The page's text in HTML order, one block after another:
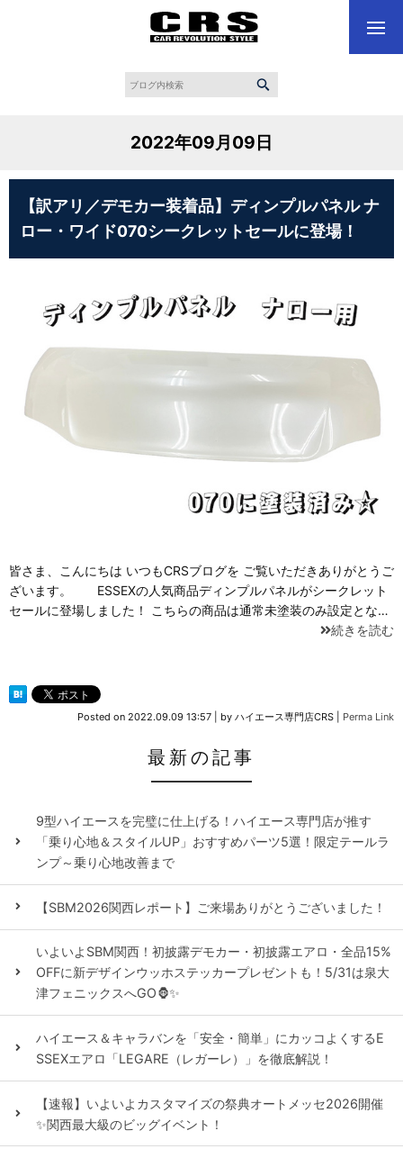
2022年09月09日
【訳アリ／デモカー装着品】ディンプルパネル ナ
ロー・ワイド070シークレットセールに登場！
皆さま、こんにちは いつもCRSブログを ご覧いただきありがとうご
ざいます。 ESSEXの人気商品ディンプルパネルがシークレット
セールに登場しました！ こちらの商品は通常未塗装のみ設定とな…
続きを読む
Posted on 2022.09.09 13:57 by ハイエース専門店CRS Perma Link
最新の記事
9型ハイエースを完璧に仕上げる！ハイエース専門店が推す
「乗り心地＆スタイルUP」おすすめパーツ5選！限定テールラ
ンプ～乗り心地改善まで
【SBM2026関西レポート】ご来場ありがとうございました！
いよいよSBM関西！初披露デモカー・初披露エアロ・全品15%
OFFに新デザインウッホステッカープレゼントも！5/31は泉大
津フェニックスへGO🦍✨
ハイエース＆キャラバンを「安全・簡単」にカッコよくするE
SSEXエアロ「LEGARE（レガーレ）」を徹底解説！
【速報】いよいよカスタマイズの祭典オートメッセ2026開催
✨関西最大級のビッグイベント！